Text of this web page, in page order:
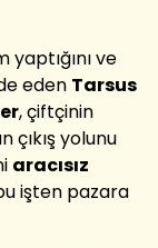
ve
eden Tarsus
, çiftçinin
çıkış yolunu
aracısız
işten pazara